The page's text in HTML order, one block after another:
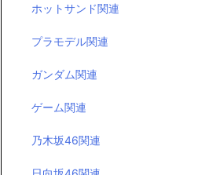
ホットサンド関連
プラモデル関連
ガンダム関連
ゲーム関連
乃木坂46関連